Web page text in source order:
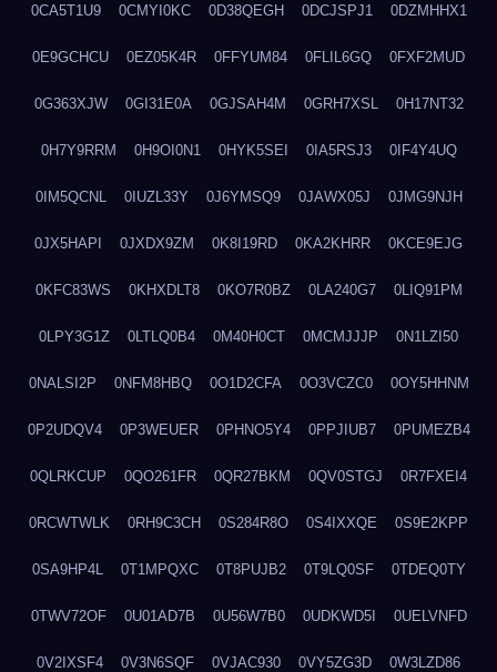
0CA5T1U9 0CMYI0KC 0D38QEGH 0DCJSPJ1 0DZMHHX1
0E9GCHCU 0EZ05K4R 0FFYUM84 0FLIL6GQ 0FXF2MUD
0G363XJW 0GI31E0A 0GJSAH4M 0GRH7XSL 0H17NT32
0H7Y9RRM 0H9OI0N1 0HYK5SEI 0IA5RSJ3 0IF4Y4UQ
0IM5QCNL 0IUZL33Y 0J6YMSQ9 0JAWX05J 0JMG9NJH
0JX5HAPI 0JXDX9ZM 0K8I19RD 0KA2KHRR 0KCE9EJG
0KFC83WS 0KHXDLT8 0KO7R0BZ 0LA240G7 0LIQ91PM
0LPY3G1Z 0LTLQ0B4 0M40H0CT 0MCMJJJP 0N1LZI50
0NALSI2P 0NFM8HBQ 0O1D2CFA 0O3VCZC0 0OY5HHNM
0P2UDQV4 0P3WEUER 0PHNO5Y4 0PPJIUB7 0PUMEZB4
0QLRKCUP 0QO261FR 0QR27BKM 0QV0STGJ 0R7FXEI4
0RCWTWLK 0RH9C3CH 0S284R8O 0S4IXXQE 0S9E2KPP
0SA9HP4L 0T1MPQXC 0T8PUJB2 0T9LQ0SF 0TDEQ0TY
0TWV72OF 0U01AD7B 0U56W7B0 0UDKWD5I 0UELVNFD
0V2IXSF4 0V3N6SQF 0VJAC930 0VY5ZG3D 0W3LZD86